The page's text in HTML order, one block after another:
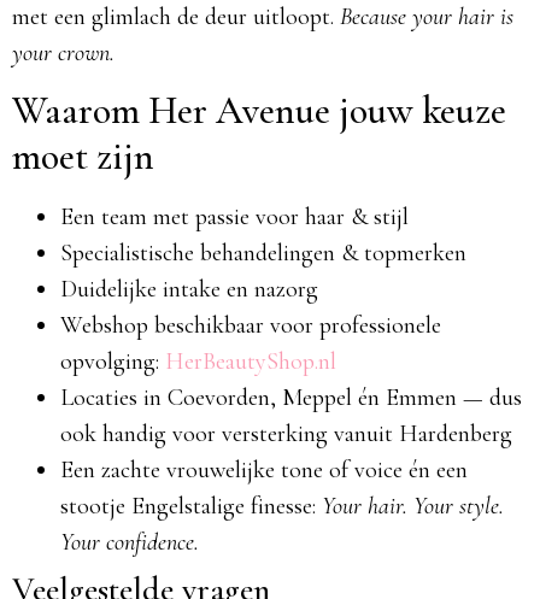
met een glimlach de deur uitloopt. Because your hair is
your crown.
Waarom Her Avenue jouw keuze
moet zijn
Een team met passie voor haar & stijl
Specialistische behandelingen & topmerken
Duidelijke intake en nazorg
Webshop beschikbaar voor professionele
opvolging: HerBeautyShop.nl
Locaties in Coevorden, Meppel én Emmen — dus
ook handig voor versterking vanuit Hardenberg
Een zachte vrouwelijke tone of voice én een
stootje Engelstalige finesse: Your hair. Your style.
Your confidence.
Veelgestelde vragen